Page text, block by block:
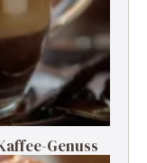
Genuss